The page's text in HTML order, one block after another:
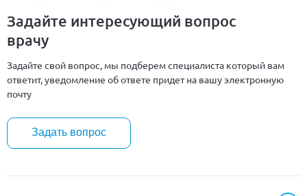
Задайте интересующий вопрос
врачу
Задайте свой вопрос, мы подберем специалиста который вам
ответит, уведомление об ответе придет на вашу электронную
почту
Задать вопрос